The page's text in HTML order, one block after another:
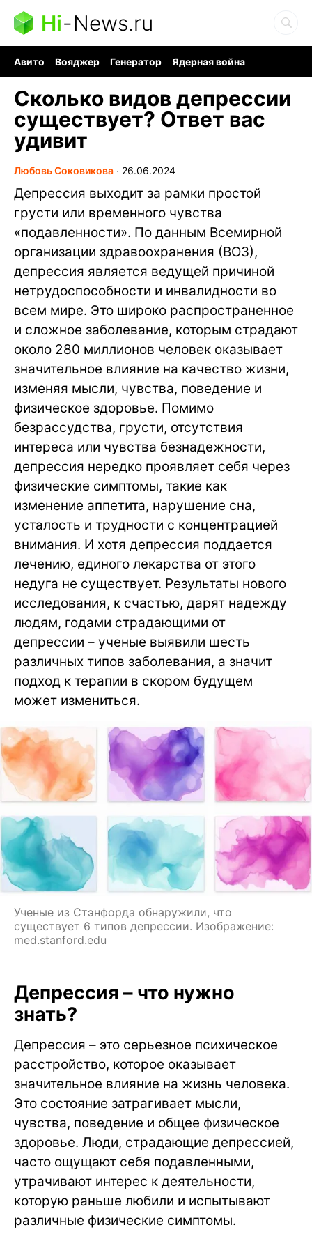
Hi-News.ru
Авито Вояджер Генератор
Ядерная война
Сколько видов депрессии
существует? Ответ вас
удивит
Любовь Соковикова ∙ 26.06.2024
Депрессия выходит за рамки простой
грусти или временного чувства
«подавленности». По данным Всемирной
организации здравоохранения (ВОЗ),
депрессия является ведущей причиной
нетрудоспособности и инвалидности во
всем мире. Это широко распространенное
и сложное заболевание, которым страдают
около 280 миллионов человек оказывает
значительное влияние на качество жизни,
изменяя мысли, чувства, поведение и
физическое здоровье. Помимо
безрассудства, грусти, отсутствия
интереса или чувства безнадежности,
депрессия нередко проявляет себя через
физические симптомы, такие как
изменение аппетита, нарушение сна,
усталость и трудности с концентрацией
внимания. И хотя депрессия поддается
лечению, единого лекарства от этого
недуга не существует. Результаты нового
исследования, к счастью, дарят надежду
людям, годами страдающими от
депрессии – ученые выявили шесть
различных типов заболевания, а значит
подход к терапии в скором будущем
может измениться.
Ученые из Стэнфорда обнаружили, что
существует 6 типов депрессии. Изображение:
med.stanford.edu
Депрессия – что нужно
знать?
Депрессия – это серьезное психическое
расстройство, которое оказывает
значительное влияние на жизнь человека.
Это состояние затрагивает мысли,
чувства, поведение и общее физическое
здоровье. Люди, страдающие депрессией,
часто ощущают себя подавленными,
утрачивают интерес к деятельности,
которую раньше любили и испытывают
различные физические симптомы.